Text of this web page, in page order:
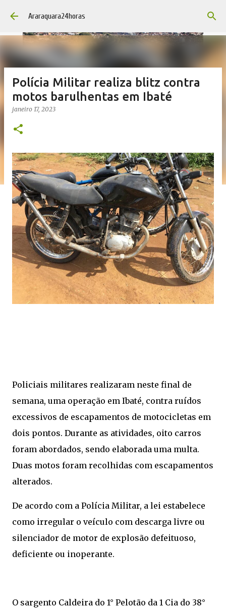
Pular para o conteúdo principal
Araraquara24horas
Polícia Militar realiza blitz contra
motos barulhentas em Ibaté
janeiro 17, 2023
Policiais militares realizaram neste final de
semana, uma operação em Ibaté, contra ruídos
excessivos de escapamentos de motocicletas em
dois pontos. Durante as atividades, oito carros
foram abordados, sendo elaborada uma multa.
Duas motos foram recolhidas com escapamentos
alterados.
De acordo com a Polícia Militar, a lei estabelece
como irregular o veículo com descarga livre ou
silenciador de motor de explosão defeituoso,
deficiente ou inoperante.
O sargento Caldeira do 1° Pelotão da 1 Cia do 38°